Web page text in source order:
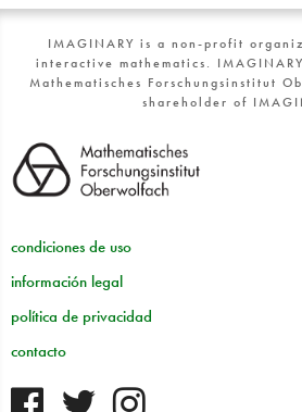
IMAGINARY is a non-profit
interactive mathematics.
Mathematisches Forschungsinstitut
shareholder of
condiciones de uso
información legal
política de privacidad
contacto